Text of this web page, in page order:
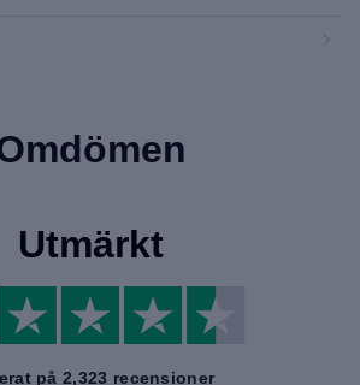
Utmärkt
på 2,323 recensioner